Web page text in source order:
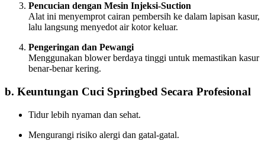
Pencucian dengan Mesin Injeksi-Suction
Alat ini menyemprot cairan pembersih ke dalam lapisan kasur,
lalu langsung menyedot air kotor keluar.
Pengeringan dan Pewangi
Menggunakan blower berdaya tinggi untuk memastikan kasur
benar-benar kering.
b. Keuntungan Cuci Springbed Secara Profesional
Tidur lebih nyaman dan sehat.
Mengurangi risiko alergi dan gatal-gatal.